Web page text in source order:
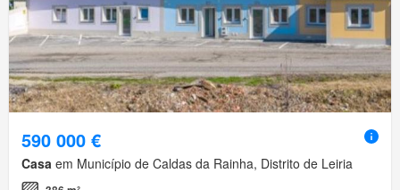
590 000 €
Casa em Município de Caldas da Rainha, Distrito de Leiria